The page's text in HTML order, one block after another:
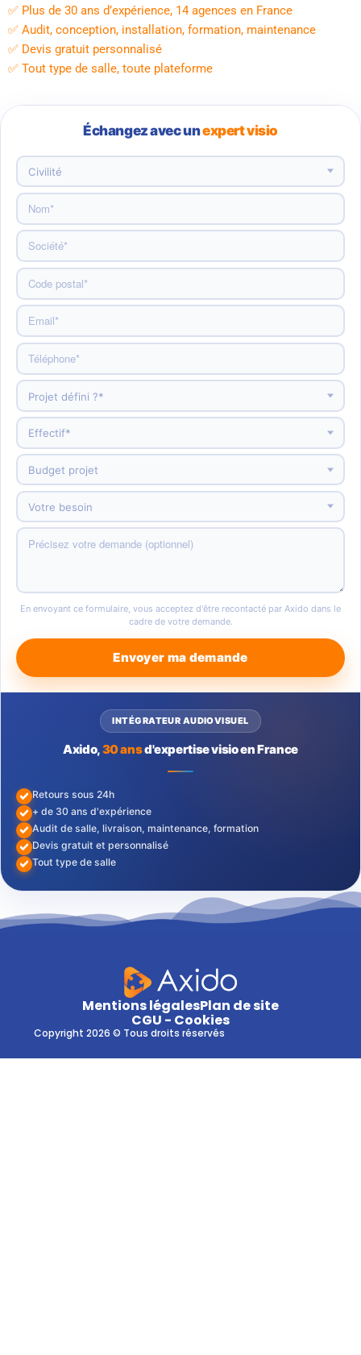
✅ Plus de 30 ans d’expérience, 14 agences en France
✅ Audit, conception, installation, formation, maintenance
✅ Devis gratuit personnalisé
✅ Tout type de salle, toute plateforme
Échangez avec unexpert visio
En envoyant ce formulaire, vous acceptez d'être recontacté par Axido dans le
cadre de votre demande.
Envoyer ma demande
INTÉGRATEUR AUDIOVISUEL
Axido,30 ansd'expertise visio en France
Retours sous 24h
+ de 30 ans d'expérience
Audit de salle, livraison, maintenance, formation
Devis gratuit et personnalisé
Tout type de salle
Mentions légalesPlan de site
CGU - Cookies
Copyright 2026 © Tous droits réservés